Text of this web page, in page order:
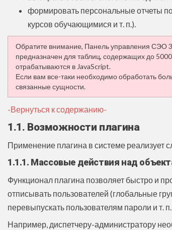
формировать персональные отчеты
курсов обучающимися и т. п.).
Обратите внимание, Панель управления СЭО
предназначен для таблиц, содержащих до
отрабатываются в JavaScript.
Если вам все-таки необходимо обработать
связанные сущности.
-Вернуться к содержанию-
1.1. Возможности плагина
Применение плагина в системе реализует
1.1.1. Массовые действия над
Функционал плагина позволяет быстро и
отписывать пользователей (глобальные
перевыпускать пользователям пароли и т. п.
Например, диспетчеру-администратору